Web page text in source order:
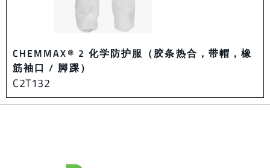
CHEMMAX® 2 化学防护服（胶条热合，带帽，橡
筋袖口 / 脚踝）
C2T132